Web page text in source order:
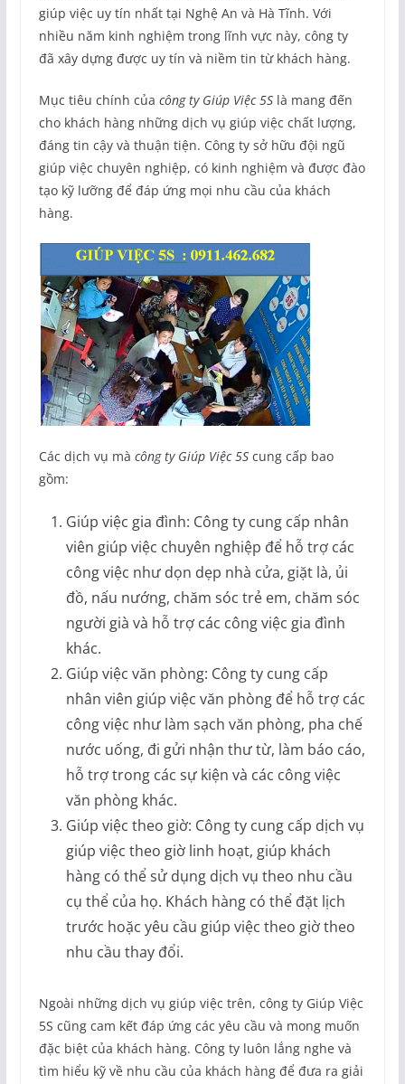
giúp việc uy tín nhất tại Nghệ An và Hà Tĩnh. Với
nhiều năm kinh nghiệm trong lĩnh vực này, công ty
đã xây dựng được uy tín và niềm tin từ khách hàng.
Mục tiêu chính của công ty Giúp Việc 5Slà mang đến
cho khách hàng những dịch vụ giúp việc chất lượng,
đáng tin cậy và thuận tiện. Công ty sở hữu đội ngũ
giúp việc chuyên nghiệp, có kinh nghiệm và được đào
tạo kỹ lưỡng để đáp ứng mọi nhu cầu của khách
hàng.
Các dịch vụ mà công ty Giúp Việc 5Scung cấp bao
gồm:
Giúp việc gia đình: Công ty cung cấp nhân
viên giúp việc chuyên nghiệp để hỗ trợ các
công việc như dọn dẹp nhà cửa, giặt là, ủi
đồ, nấu nướng, chăm sóc trẻ em, chăm sóc
người già và hỗ trợ các công việc gia đình
khác.
Giúp việc văn phòng: Công ty cung cấp
nhân viên giúp việc văn phòng để hỗ trợ các
công việc như làm sạch văn phòng, pha chế
nước uống, đi gửi nhận thư từ, làm báo cáo,
hỗ trợ trong các sự kiện và các công việc
văn phòng khác.
Giúp việc theo giờ: Công ty cung cấp dịch vụ
giúp việc theo giờ linh hoạt, giúp khách
hàng có thể sử dụng dịch vụ theo nhu cầu
cụ thể của họ. Khách hàng có thể đặt lịch
trước hoặc yêu cầu giúp việc theo giờ theo
nhu cầu thay đổi.
Ngoài những dịch vụ giúp việc trên, công ty Giúp Việc
5S cũng cam kết đáp ứng các yêu cầu và mong muốn
đặc biệt của khách hàng. Công ty luôn lắng nghe và
tìm hiểu kỹ về nhu cầu của khách hàng để đưa ra giải